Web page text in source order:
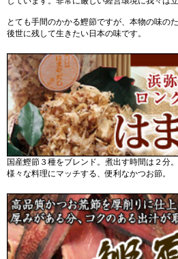
とても手間のかかる鰹節ですが、本物の味の
後世に残して生きたい日本の味です。
国産鰹節３種をブレンド。煮出す時間は２分
様々な料理にマッチする、便利なかつお節。